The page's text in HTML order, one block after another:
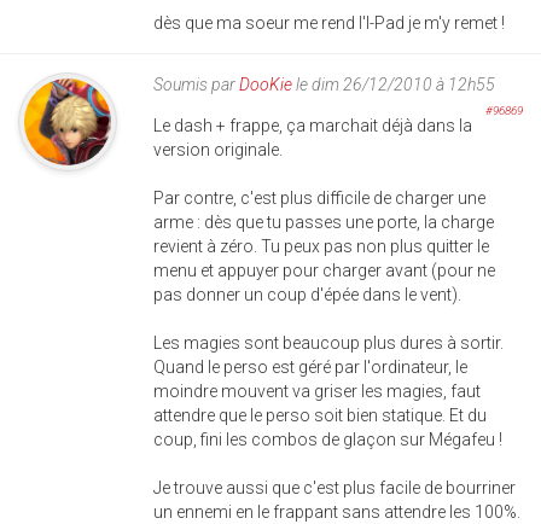
dès que ma soeur me rend l'I-Pad je m'y remet !
Soumis parDooKiele dim 26/12/2010 à 12h55
#96869
Le dash + frappe, ça marchait déjà dans la
version originale.
Par contre, c'est plus difficile de charger une
arme : dès que tu passes une porte, la charge
revient à zéro. Tu peux pas non plus quitter le
menu et appuyer pour charger avant (pour ne
pas donner un coup d'épée dans le vent).
Les magies sont beaucoup plus dures à sortir.
Quand le perso est géré par l'ordinateur, le
moindre mouvent va griser les magies, faut
attendre que le perso soit bien statique. Et du
coup, fini les combos de glaçon sur Mégafeu !
Je trouve aussi que c'est plus facile de bourriner
un ennemi en le frappant sans attendre les 100%.